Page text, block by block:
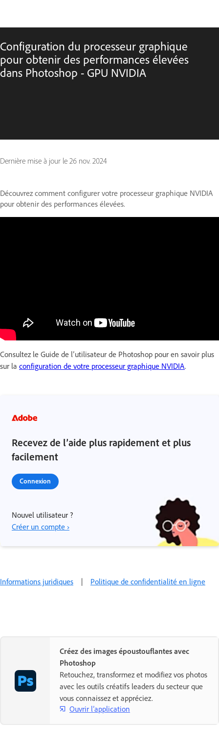
Configuration du processeur graphique
pour obtenir des performances élevées
dans Photoshop - GPU NVIDIA
Dernière mise à jour le 26 nov. 2024
Découvrez comment configurer votre processeur graphique NVIDIA
pour obtenir des performances élevées.
Consultez le Guide de l’utilisateur de Photoshop pour en savoir plus
sur la configuration de votre processeur graphique NVIDIA.
Recevez de l’aide plus rapidement et plus
facilement
Connexion
Nouvel utilisateur ?
Créer un compte ›
Informations juridiques | Politique de confidentialité en ligne
Créez des images époustouflantes avec
Photoshop
Retouchez, transformez et modifiez vos photos
avec les outils créatifs leaders du secteur que
vous connaissez et appréciez.
Ouvrir l’application